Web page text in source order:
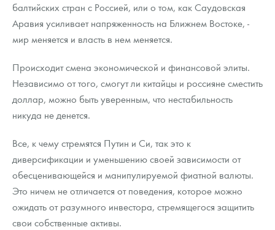
балтийских стран с Россией, или о том, как Саудовская
Аравия усиливает напряженность на Ближнем Востоке, -
мир меняется и власть в нем меняется.
Происходит смена экономической и финансовой элиты.
Независимо от того, смогут ли китайцы и россияне сместить
доллар, можно быть уверенным, что нестабильность
никуда не денется.
Все, к чему стремятся Путин и Си, так это к
диверсификации и уменьшению своей зависимости от
обесценивающейся и манипулируемой фиатной валюты.
Это ничем не отличается от поведения, которое можно
ожидать от разумного инвестора, стремящегося защитить
свои собственные активы.